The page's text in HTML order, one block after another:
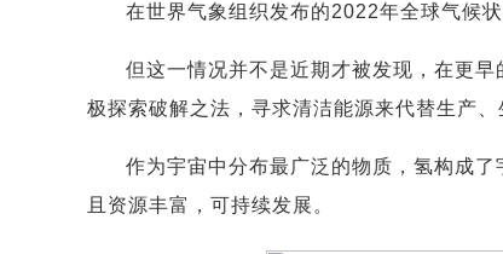
在世界气象组织发布的2022年全球气候
但这一情况并不是近期才被发现，在更
极探索破解之法，寻求清洁能源来代替生产、
作为宇宙中分布最广泛的物质，氢构成
且资源丰富，可持续发展。